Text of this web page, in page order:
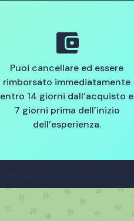
account_balance_wallet
Puoi cancellare ed essere
rimborsato immediatamente
entro 14 giorni dall’acquisto e
7 giorni prima dell’inizio
dell’esperienza.